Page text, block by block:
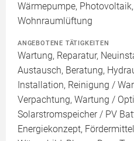
Wärmepumpe,
Wohnraumlüftung
ANGEBOTENE TÄTIGKEITEN
Wartung, Reparatur,
Austausch, Beratung,
Installation, Reinigung /
Verpachtung, Wartung /
Solarstromspeicher / PV
Energiekonzept,